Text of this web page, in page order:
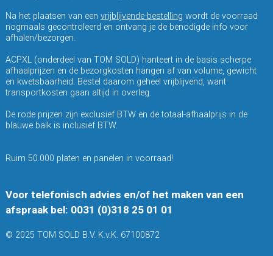
Na het plaatsen van een vrijblijvende bestelling wordt de voorraad
nogmaals gecontroleerd en ontvang je de benodigde info voor
afhalen/bezorgen.
ACPXL (onderdeel van TOM SOLD) hanteert in de basis scherpe
afhaalprijzen en de bezorgkosten hangen af van volume, gewicht
en kwetsbaarheid. Bestel daarom geheel vrijblijvend, want
transportkosten gaan altijd in overleg.
De rode prijzen zijn exclusief BTW en de totaal-afhaalprijs in de
blauwe balk is inclusief BTW.
Ruim 50.000 platen en panelen in voorraad!
Voor telefonisch advies en/of het maken van een
afspraak bel: 0031 (0)318 25 01 01
© 2025 TOM SOLD B.V. K.v.K. 67100872